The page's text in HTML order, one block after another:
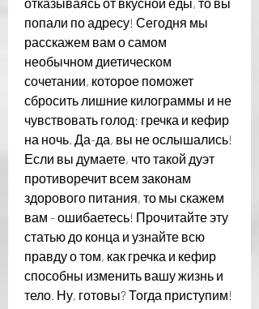
попали по адресу! Сегодня мы
расскажем вам о самом
необычном диетическом
сочетании, которое поможет
сбросить лишние килограммы и не
чувствовать голод: гречка и кефир
на ночь. Да-да, вы не ослышались!
Если вы думаете, что такой дуэт
противоречит всем законам
здорового питания, то мы скажем
вам - ошибаетесь! Прочитайте эту
статью до конца и узнайте всю
правду о том, как гречка и кефир
способны изменить вашу жизнь и
тело. Ну, готовы? Тогда приступим!